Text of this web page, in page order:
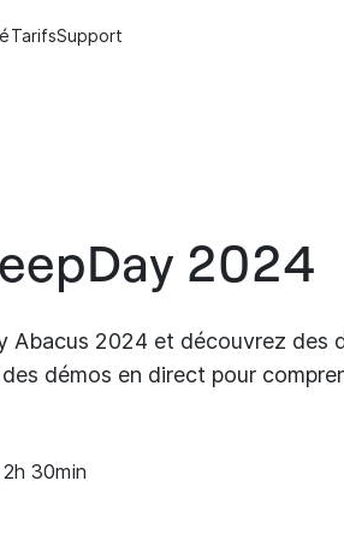
TarifsSupport
2024
Abacus 2024 et découvrez des
démos en direct pour
2h 30min